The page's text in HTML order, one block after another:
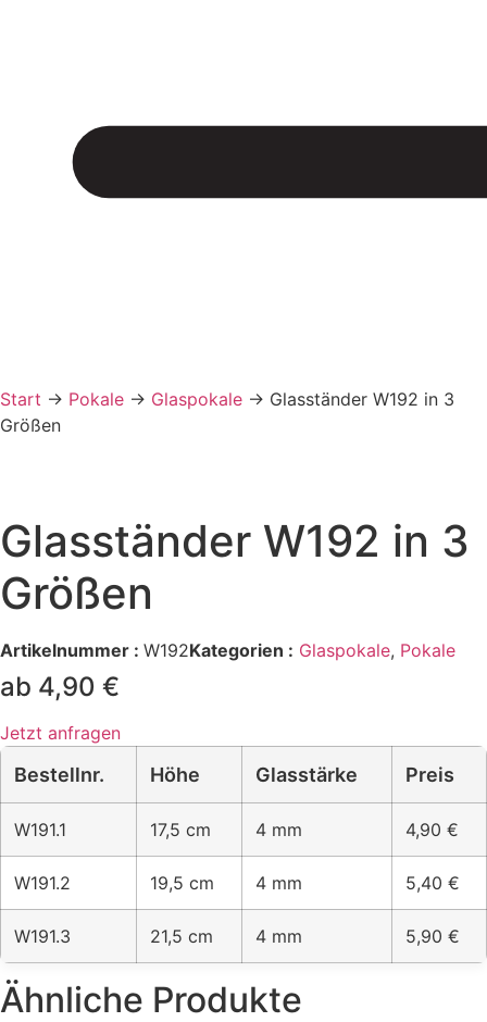
Start → Pokale → Glaspokale → Glasständer W192 in 3
Größen
Glasständer W192 in 3
Größen
Artikelnummer : W192Kategorien : Glaspokale, Pokale
ab 4,90 €
Jetzt anfragen
Bestellnr. Höhe Glasstärke Preis
W191.1 17,5 cm 4 mm 4,90 €
W191.2 19,5 cm 4 mm 5,40 €
W191.3 21,5 cm 4 mm 5,90 €
Ähnliche Produkte